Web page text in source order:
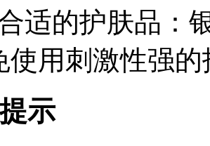
适的护肤品：
使用刺激性强
示